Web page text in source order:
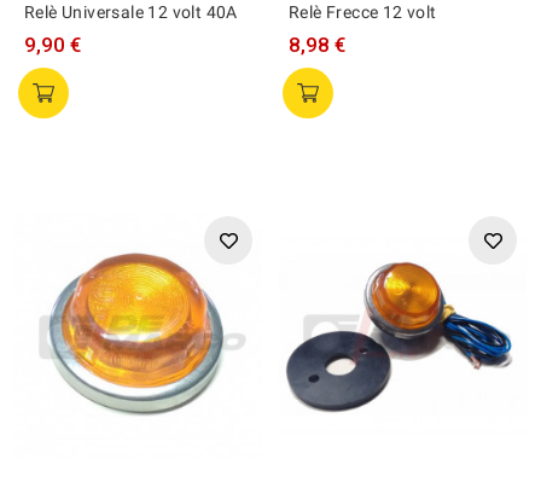
Relè Universale 12 volt 40A
9,90 €
Relè Frecce 12 volt
8,98 €